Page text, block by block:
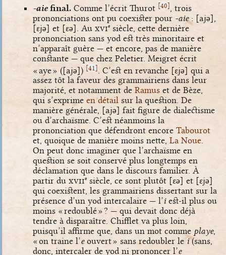
-aiefinal. Comme l’écrit Thurot [40]
, trois
prononciations ont pu coexister pour -aie: [ajə]
[ɛjə] et [ɛə] . Au xvie siècle, cette dernière
prononciation sans yod est très minoritaire et
n’apparaît guère — et encore, pas de manière
constante — que chez Peletier. Meigret écrit
« aye » ([ajə]) [41] . C’est en revanche [ɛjə] qui a
assez tôt la faveur des grammairiens dans leur
majorité, et notamment de Ramus et de Bèze,
qui s’exprime en détail sur la question. De
manière générale, [ajə] fait figure de dialectisme
ou d’archaïsme. C’est néanmoins la
prononciation que défendront encore Tabourot
et, quoique de manière moins nette, La Noue.
On peut donc imaginer que l’archaïsme en
question se soit conservé plus longtemps en
déclamation que dans le discours familier. À
partir du xviie siècle, ce sont plutôt [ɛə] et [ɛjə]
qui coexistent, les grammairiens dissertant sur la
présence d’un yod intercalaire — l’iest-il plus ou
moins « redoublé » ? — qui devait donc déjà
tendre à disparaître. Chifflet va plus loin,
puisqu’il affirme que, dans un mot comme playe,
« on traine l’eouvert » sans redoubler lei(sans,
donc, intercaler de yod ni prononcer l’e